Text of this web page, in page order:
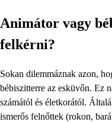
Animátor vagy
felkérni?
Sokan dilemmáznak azon,
bébiszitterre az esküvőn. Ez
számától és életkorától.
ismerős felnőttek (rokon,